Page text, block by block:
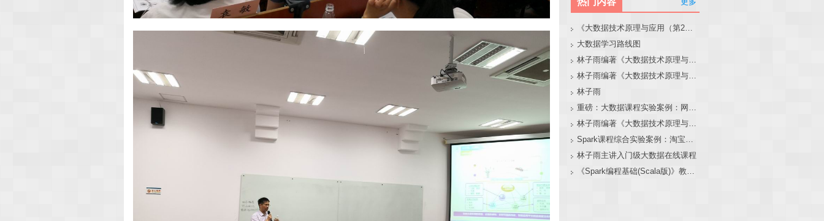
热门内容 更多
《大数据技术原理与应用（第2版）》教材官网
大数据学习路线图
林子雨编著《大数据技术原理与应用（第3版）》教材官网
林子雨编著《大数据技术原理与应用》教材配套大数据软件安装和编程实践指南
林子雨
重磅：大数据课程实验案例：网站用户行为分析（免费共享）
林子雨编著《大数据技术原理与应用（第3版）》教材配套大数据软件安装和编程实践指南
Spark课程综合实验案例：淘宝双11数据分析与预测
林子雨主讲入门级大数据在线课程
《Spark编程基础(Scala版)》教材官网